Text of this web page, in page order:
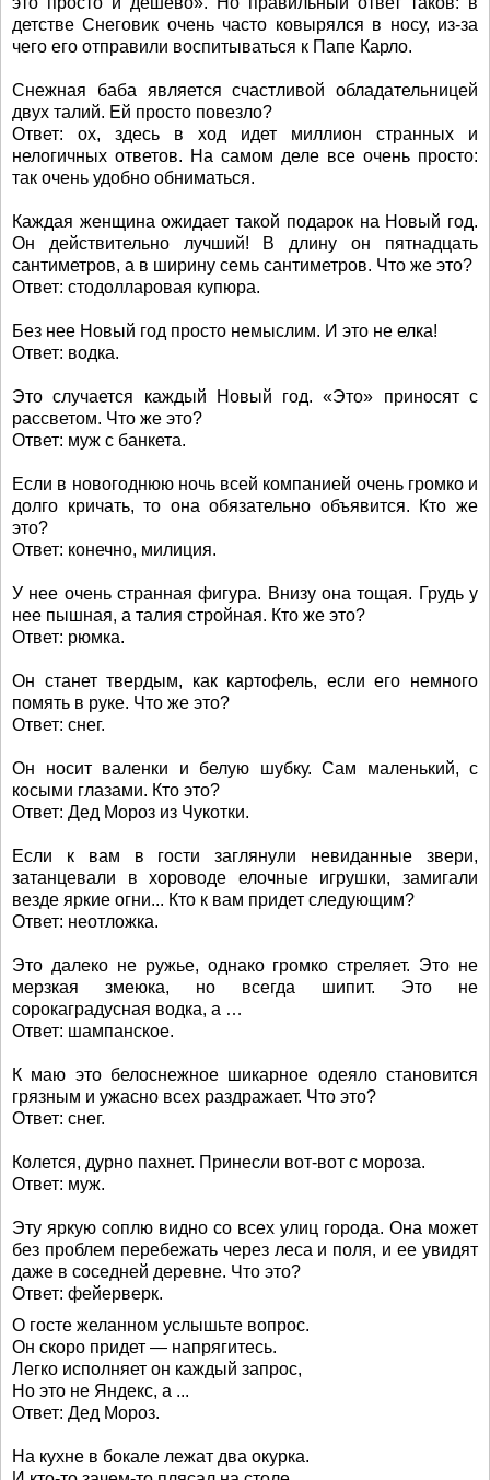
детстве Снеговик очень часто ковырялся в носу, из-за
чего его отправили воспитываться к Папе Карло.
Снежная баба является счастливой обладательницей
двух талий. Ей просто повезло?
Ответ: ох, здесь в ход идет миллион странных и
нелогичных ответов. На самом деле все очень просто:
так очень удобно обниматься.
Каждая женщина ожидает такой подарок на Новый год.
Он действительно лучший! В длину он пятнадцать
сантиметров, а в ширину семь сантиметров. Что же это?
Ответ: стодолларовая купюра.
Без нее Новый год просто немыслим. И это не елка!
Ответ: водка.
Это случается каждый Новый год. «Это» приносят с
рассветом. Что же это?
Ответ: муж с банкета.
Если в новогоднюю ночь всей компанией очень громко и
долго кричать, то она обязательно объявится. Кто же
это?
Ответ: конечно, милиция.
У нее очень странная фигура. Внизу она тощая. Грудь у
нее пышная, а талия стройная. Кто же это?
Ответ: рюмка.
Он станет твердым, как картофель, если его немного
помять в руке. Что же это?
Ответ: снег.
Он носит валенки и белую шубку. Сам маленький, с
косыми глазами. Кто это?
Ответ: Дед Мороз из Чукотки.
Если к вам в гости заглянули невиданные звери,
затанцевали в хороводе елочные игрушки, замигали
везде яркие огни... Кто к вам придет следующим?
Ответ: неотложка.
Это далеко не ружье, однако громко стреляет. Это не
мерзкая змеюка, но всегда шипит. Это не
сорокаградусная водка, а …
Ответ: шампанское.
К маю это белоснежное шикарное одеяло становится
грязным и ужасно всех раздражает. Что это?
Ответ: снег.
Колется, дурно пахнет. Принесли вот-вот с мороза.
Ответ: муж.
Эту яркую соплю видно со всех улиц города. Она может
без проблем перебежать через леса и поля, и ее увидят
даже в соседней деревне. Что это?
Ответ: фейерверк.
О госте желанном услышьте вопрос.
Он скоро придет — напрягитесь.
Легко исполняет он каждый запрос,
Но это не Яндекс, а ...
Ответ: Дед Мороз.
На кухне в бокале лежат два окурка.